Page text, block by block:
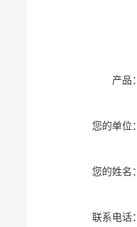
产品：
您的单位：
您的姓名：
联系电话：